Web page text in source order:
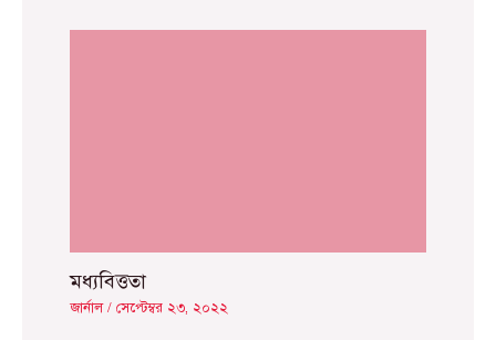
মধ্যবিত্ততা
জার্নাল/সেপ্টেম্বর ২৩, ২০২২